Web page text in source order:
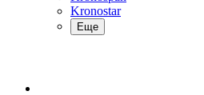
Kronostar
Еще